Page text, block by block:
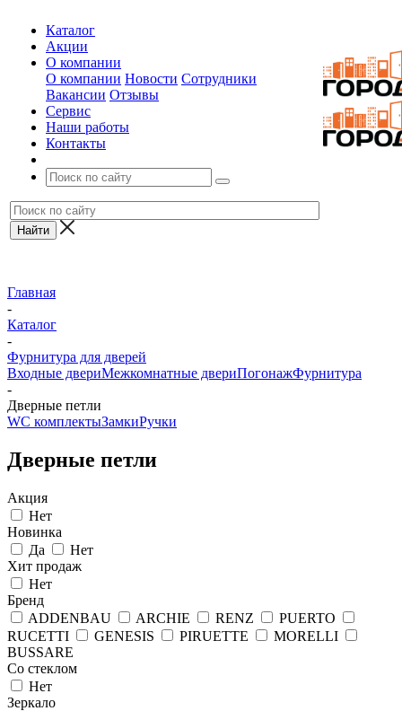
Каталог
Акции
О компании
О компании Новости Сотрудники
Вакансии Отзывы
Сервис
Наши работы
Контакты
Главная
-
Каталог
-
Фурнитура для дверей
Входные двериМежкомнатные двериПогонажФурнитура
-
Дверные петли
WC комплектыЗамкиРучки
Дверные петли
Акция
Нет
Новинка
Да
Нет
Хит продаж
Нет
Бренд
ADDENBAU
ARCHIE RENZ
PUERTO
RUCETTI
GENESIS PIRUETTE
MORELLI
BUSSARE
Со стеклом
Нет
Зеркало